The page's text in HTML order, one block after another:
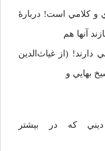
كلامي است! دربارۀ
آنها هم
(از غياث‌الدين
بهايي و
كه در بيشتر